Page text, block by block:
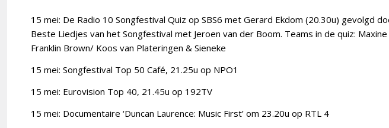
15 mei: De Radio 10 Songfestival Quiz op SBS6 met Gerard Ekdom (20.30u) gevolgd
Beste Liedjes van het Songfestival met Jeroen van der Boom. Teams in de quiz:
Franklin Brown/ Koos van Plateringen & Sieneke
15 mei: Songfestival Top 50 Café, 21.25u op NPO1
15 mei: Eurovision Top 40, 21.45u op 192TV
15 mei: Documentaire ‘Duncan Laurence: Music First’ om 23.20u op RTL 4